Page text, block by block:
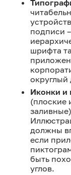
подписи
шрифта
округлый
Иконки и
(плоские
должны
если
быть
углов.